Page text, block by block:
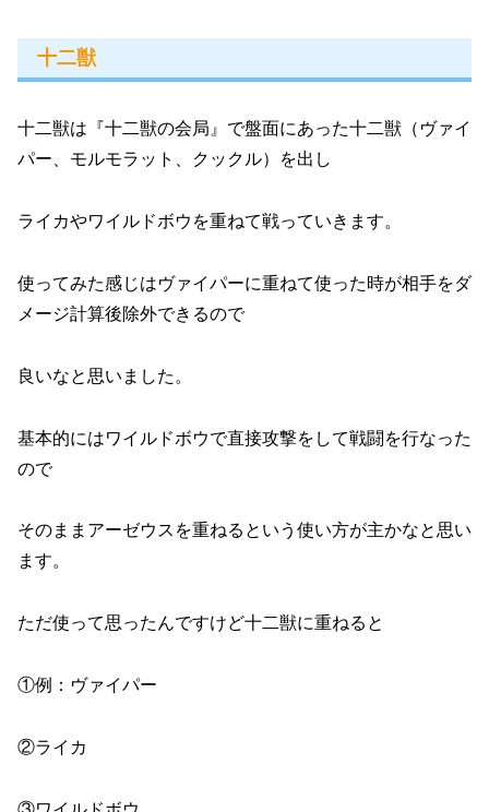
十二獣
十二獣は『十二獣の会局』で盤面にあった十二獣（ヴァイ
パー、モルモラット、クックル）を出し
ライカやワイルドボウを重ねて戦っていきます。
使ってみた感じはヴァイパーに重ねて使った時が相手をダ
メージ計算後除外できるので
良いなと思いました。
基本的にはワイルドボウで直接攻撃をして戦闘を行なった
ので
そのままアーゼウスを重ねるという使い方が主かなと思い
ます。
ただ使って思ったんですけど十二獣に重ねると
①例：ヴァイパー
②ライカ